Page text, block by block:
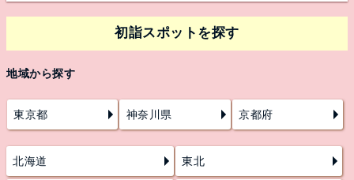
初詣スポットを探す
地域から探す
東京都 神奈川県 京都府
北海道 東北